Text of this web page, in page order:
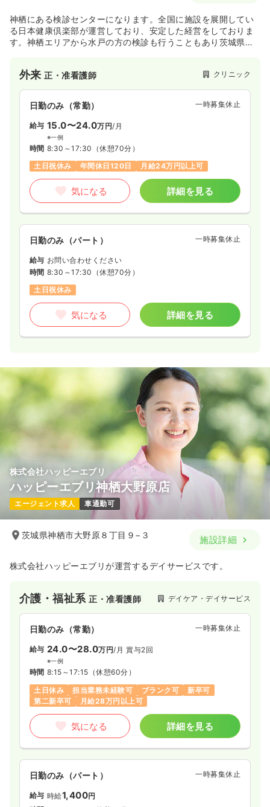
神栖にある検診センターになります。全国に施設を展開してい
る日本健康倶楽部が運営しており、安定した経営をしておりま
す。神栖エリアから水戸の方の検診も行うこともあり茨城県を
外来正・准看護師 クリニック
日勤のみ（常勤） 一時募集休止
給与 15.0〜24.0万円/月
※一例
時間 8:30～17:30 （休憩70分）
土日祝休み
年間休日120日 月給24万円以上可
気になる 詳細を見る
日勤のみ（パート） 一時募集休止
給与 お問い合わせください
時間 8:30～17:30 （休憩70分）
土日祝休み
気になる 詳細を見る
株式会社ハッピーエブリ
ハッピーエブリ神栖大野原店
エージェント求人 車通勤可
茨城県神栖市大野原８丁目９−３ 施設詳細
株式会社ハッピーエブリが運営するデイサービスです。
介護・福祉系正・准看護師 デイケア・デイサービス
日勤のみ（常勤） 一時募集休止
給与 24.0〜28.0万円/月 賞与2回
※一例
時間 8:15～17:15 （休憩60分）
土日休み
担当業務未経験可 ブランク可
新卒可
第二新卒可
月給28万円以上可
気になる 詳細を見る
日勤のみ（パート） 一時募集休止
給与 時給1,400円